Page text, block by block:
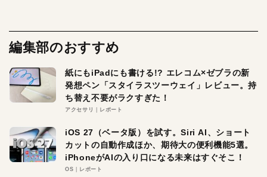
編集部のおすすめ
紙にもiPadにも書ける!? エレコム×ゼブラの新
発想ペン「スタイラスツーウェイ」レビュー。持
ち替え不要がラクすぎた！
アクセサリ レポート
iOS 27（ベータ版）を試す。Siri AI、ショート
カットの自動作成ほか、期待大の便利機能5選。
iPhoneがAIの入り口になる未来はすぐそこ！
OS レポート